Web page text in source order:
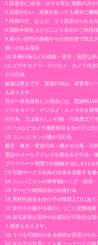
5.派遣先(ご自宅・ホテル等)に複数の方が
6.浴室がない、浴室があっても通常に機
7.性病の方、および、そう見受けられる方
8.泥酔や衛生上などにより当店がご利用
9.覚せい剤等の薬物やその他法律で禁止
疑いがある場合
10.本番行為などの強要・要求・過度な押
11.ビデオカメラ・デジカメ・カメラ付
どの行為
盗撮は禁止です。盗撮行為は、被害者に
もあります。
万が一発見発覚した場合には、慰謝料
ビデオカメラ・デジカメ・カメラ付き携
の行為、又は疑わしい行動・行為禁止です
(スマホなどカメラ撮影部分を女の子に向
12.コンパニオンの嫌がる行為
暴言・暴力・脅迫行為・痛がる行為・店
電話やメールアドレスを聞き出す行為・
プライベート時間での接触や 話しかけ
13.可能サービス以外の行為を強要する
14.コンパニオンの所有物(バッグ・財布
15.サービス時間以外の拘束行為
16.男性性器先を女の子の陰部入口にあ
17.女の子が嫌がる程のしつこい交際強要
18.自宅派遣は室内やお風呂が不衛生な
く場合もあります。
19.うつる可能性のある病状が見受けられ
20.女の子が注意しても各コースなどの